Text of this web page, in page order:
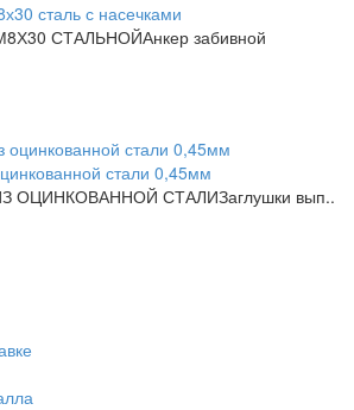
сталь с насечками
СТАЛЬНОЙАнкер забивной
стали 0,45мм
ОЦИНКОВАННОЙ СТАЛИЗаглушки вып..